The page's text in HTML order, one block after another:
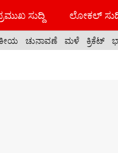
ಸುದ್ದಿ ಲೋಕಲ್
ಚುನಾವಣೆ ಮಳೆ ಕ್ರಿಕೆಟ್